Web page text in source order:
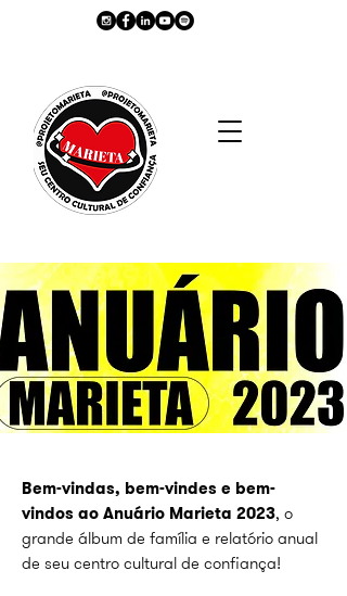
Bem-vindas, bem-vindes e bem-
vindos ao Anuário Marieta 2023, o
grande álbum de família e relatório anual
de seu centro cultural de confiança!